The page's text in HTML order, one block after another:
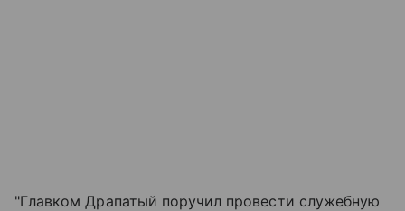
"Главком Драпатый поручил провести служебную